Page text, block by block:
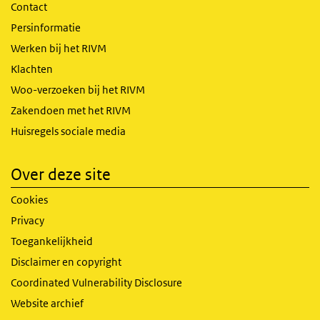
Contact
Persinformatie
Werken bij het RIVM
Klachten
Woo-verzoeken bij het RIVM
Zakendoen met het RIVM
Huisregels sociale media
Over deze site
Cookies
Privacy
Toegankelijkheid
Disclaimer en copyright
Coordinated Vulnerability Disclosure
Website archief